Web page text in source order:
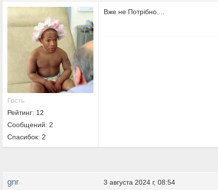
Гость
Рейтинг: 12
Сообщений: 2
Спасибок: 2
Вже не Потрібно....
gnr 3 августа 2024 г, 08:54